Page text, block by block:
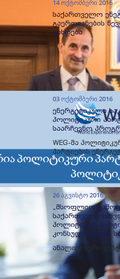
14 ოქტომბერი 2016
საქართველო
გაერთიანების
გახდება
03 ოქტომბერი 2016
ენერგეტიკული
პოლიტიკური
საარჩევნო
WEG-მა
პარტიების
პროგრამების
განახორციელა.
26 აგვისტო 2016
„მსოფლიო
პოლიტიკურ
კონსულტაციებს
ანალიტიკური
„მსოფლიო
პოლიტიკ